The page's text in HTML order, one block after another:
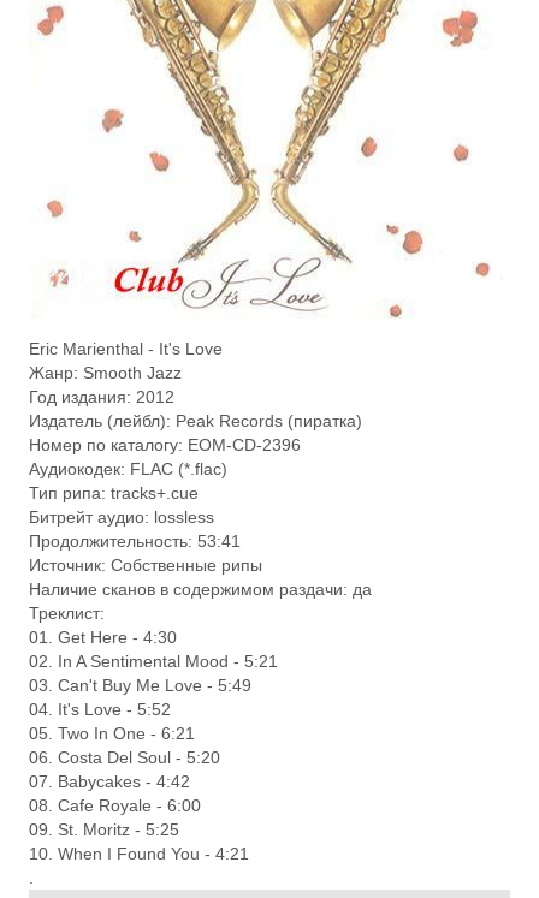
Eric Marienthal - It's Love
Жанр: Smooth Jazz
Год издания: 2012
Издатель (лейбл): Peak Records (пиратка)
Номер по каталогу: EOM-CD-2396
Аудиокодек: FLAC (*.flac)
Тип рипа: tracks+.cue
Битрейт аудио: lossless
Продолжительность: 53:41
Источник: Собственные рипы
Наличие сканов в содержимом раздачи: да
Треклист:
01. Get Here - 4:30
02. In A Sentimental Mood - 5:21
03. Can't Buy Me Love - 5:49
04. It's Love - 5:52
05. Two In One - 6:21
06. Costa Del Soul - 5:20
07. Babycakes - 4:42
08. Cafe Royale - 6:00
09. St. Moritz - 5:25
10. When I Found You - 4:21